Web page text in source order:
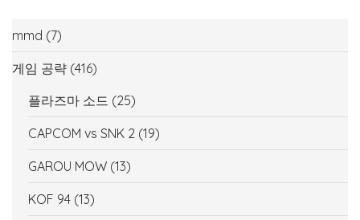
mmd (7)
게임 공략 (416)
플라즈마 소드 (25)
CAPCOM vs SNK 2 (19)
GAROU MOW (13)
KOF 94 (13)